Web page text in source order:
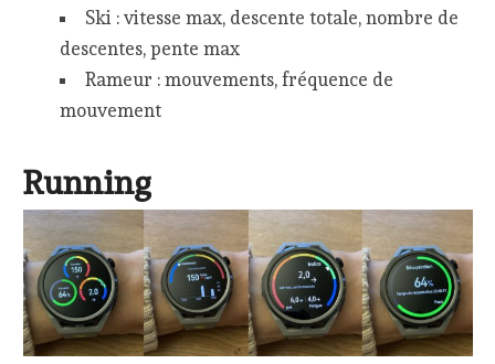
Ski : vitesse max, descente totale, nombre de
descentes, pente max
Rameur : mouvements, fréquence de
mouvement
Running